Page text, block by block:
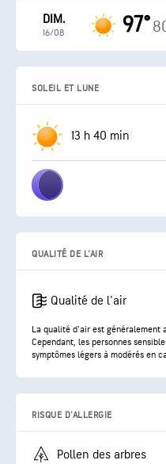
DIM.
16/08 97°
SOLEIL ET LUNE
13 h 40 min
QUALITÉ DE L'AIR
Qualité de l'air
La qualité d'air est généralement
Cependant, les personnes
symptômes légers à modérés en
RISQUE D'ALLERGIE
Pollen des arbres